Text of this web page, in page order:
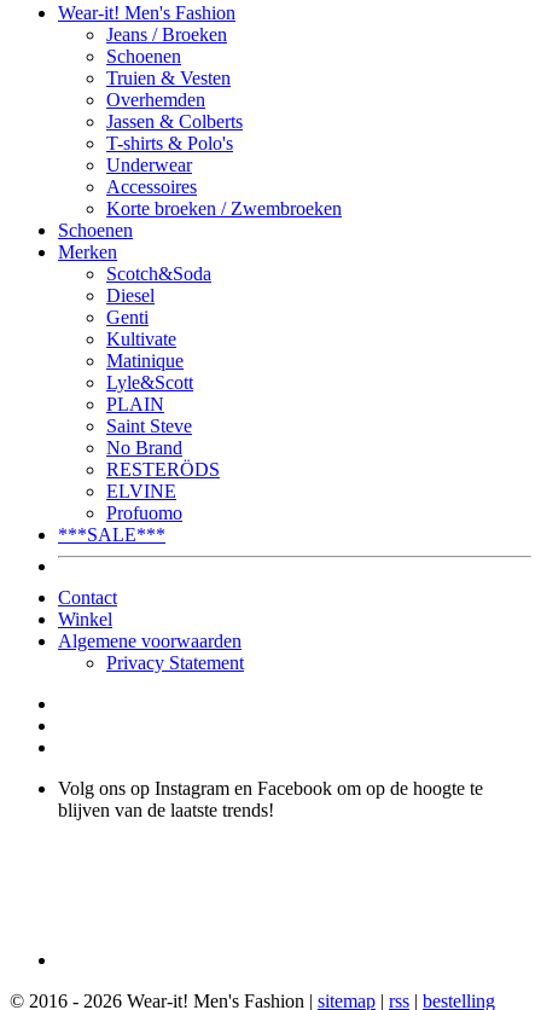
Wear-it! Men's Fashion
Jeans / Broeken
Schoenen
Truien & Vesten
Overhemden
Jassen & Colberts
T-shirts & Polo's
Underwear
Accessoires
Korte broeken / Zwembroeken
Schoenen
Merken
Scotch&Soda
Diesel
Genti
Kultivate
Matinique
Lyle&Scott
PLAIN
Saint Steve
No Brand
RESTERÖDS
ELVINE
Profuomo
***SALE***
Contact
Winkel
Algemene voorwaarden
Privacy Statement
Volg ons op Instagram en Facebook om op de hoogte te
blijven van de laatste trends!
© 2016 - 2026 Wear-it! Men's Fashion | sitemap | rss | bestelling